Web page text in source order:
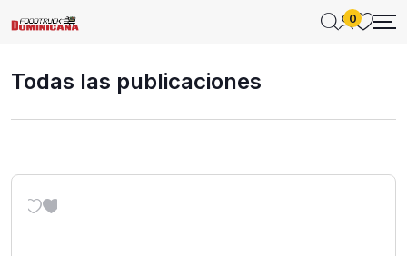
0
Todas las publicaciones